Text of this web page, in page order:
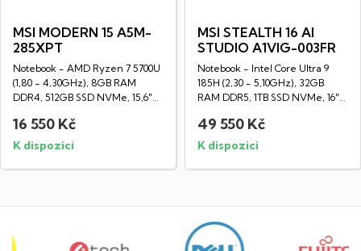
MSI MODERN 15 A5M-
285XPT
Notebook - AMD Ryzen 7 5700U
(1,80 - 4,30GHz), 8GB RAM
DDR4, 512GB SSD NVMe, 15,6"
16 550 Kč
K dispozici
MSI STEALTH 16 AI
STUDIO A1VIG-003FR
Notebook - Intel Core Ultra 9
185H (2,30 - 5,10GHz), 32GB
RAM DDR5, 1TB SSD NVMe, 16"
49 550 Kč
K dispozici